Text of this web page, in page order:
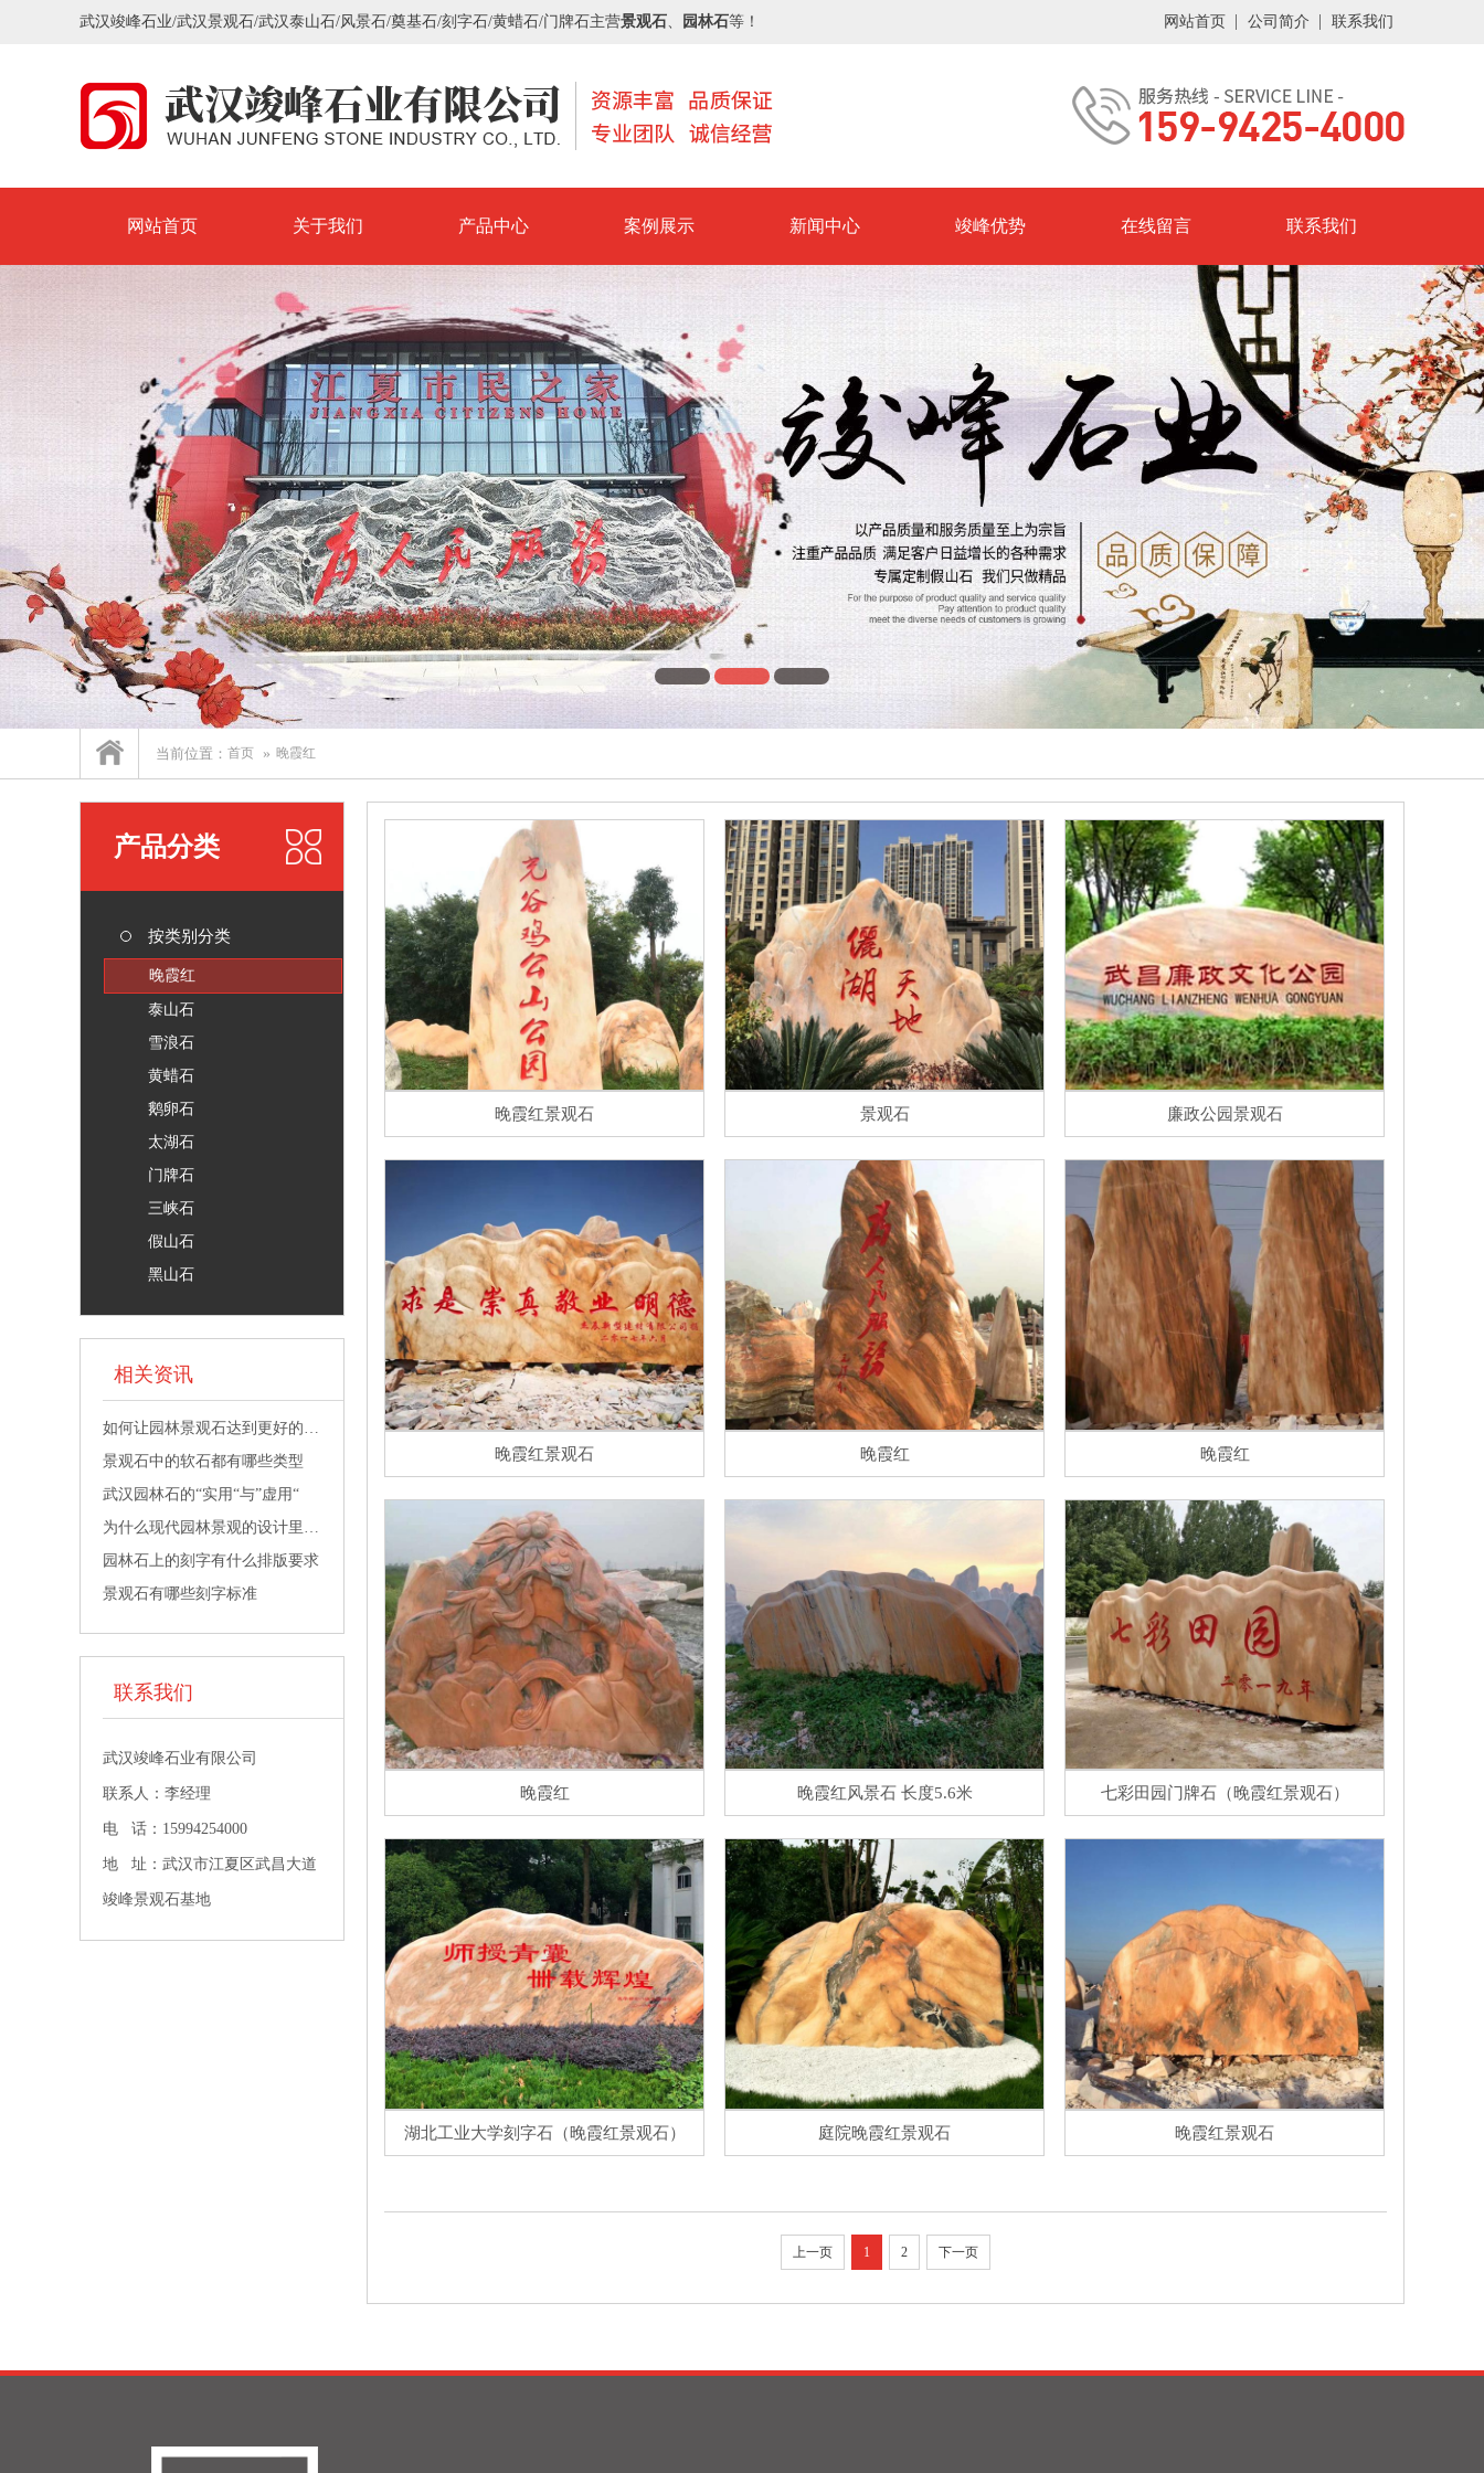
武汉竣峰石业/武汉景观石/武汉泰山石/风景石/奠基石/刻字石/黄蜡石/门牌石主营景观石、 园林石等！ 网站首页 公司简介 联系我们
网站首页 关于我们 产品中心 案例展示 新闻中心 竣峰优势 在线留言 联系我们
当前位置： 首页 晚霞红
产品分类
按类别分类
晚霞红
泰山石
雪浪石
黄蜡石
鹅卵石
太湖石
门牌石
三峡石
假山石
黑山石
相关资讯
如何让园林景观石达到更好的构景效果
景观石中的软石都有哪些类型
武汉园林石的“实用“与”虚用“
为什么现代园林景观的设计里面都会用武汉园林景观石？
园林石上的刻字有什么排版要求
景观石有哪些刻字标准
联系我们
武汉竣峰石业有限公司
联系人：李经理
电 话：15994254000
地 址：武汉市江夏区武昌大道
竣峰景观石基地
晚霞红景观石 景观石 廉政公园景观石
晚霞红景观石 晚霞红 晚霞红
晚霞红 晚霞红风景石 长度5.6米 七彩田园门牌石（晚霞红景观石）
湖北工业大学刻字石（晚霞红景观石） 庭院晚霞红景观石 晚霞红景观石
上一页 1 2 下一页